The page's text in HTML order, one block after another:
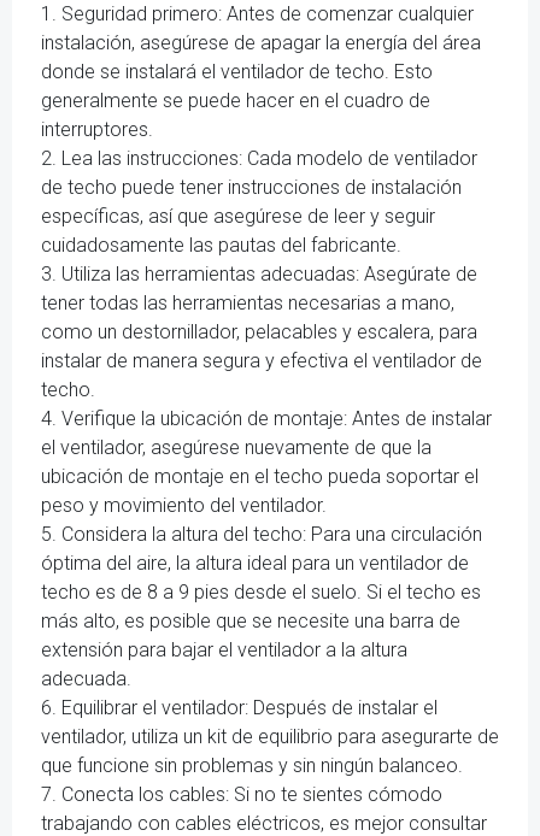
1. Seguridad primero: Antes de comenzar cualquier
instalación, asegúrese de apagar la energía del área
donde se instalará el ventilador de techo. Esto
generalmente se puede hacer en el cuadro de
interruptores.
2. Lea las instrucciones: Cada modelo de ventilador
de techo puede tener instrucciones de instalación
específicas, así que asegúrese de leer y seguir
cuidadosamente las pautas del fabricante.
3. Utiliza las herramientas adecuadas: Asegúrate de
tener todas las herramientas necesarias a mano,
como un destornillador, pelacables y escalera, para
instalar de manera segura y efectiva el ventilador de
techo.
4. Verifique la ubicación de montaje: Antes de instalar
el ventilador, asegúrese nuevamente de que la
ubicación de montaje en el techo pueda soportar el
peso y movimiento del ventilador.
5. Considera la altura del techo: Para una circulación
óptima del aire, la altura ideal para un ventilador de
techo es de 8 a 9 pies desde el suelo. Si el techo es
más alto, es posible que se necesite una barra de
extensión para bajar el ventilador a la altura
adecuada.
6. Equilibrar el ventilador: Después de instalar el
ventilador, utiliza un kit de equilibrio para asegurarte de
que funcione sin problemas y sin ningún balanceo.
7. Conecta los cables: Si no te sientes cómodo
trabajando con cables eléctricos, es mejor consultar